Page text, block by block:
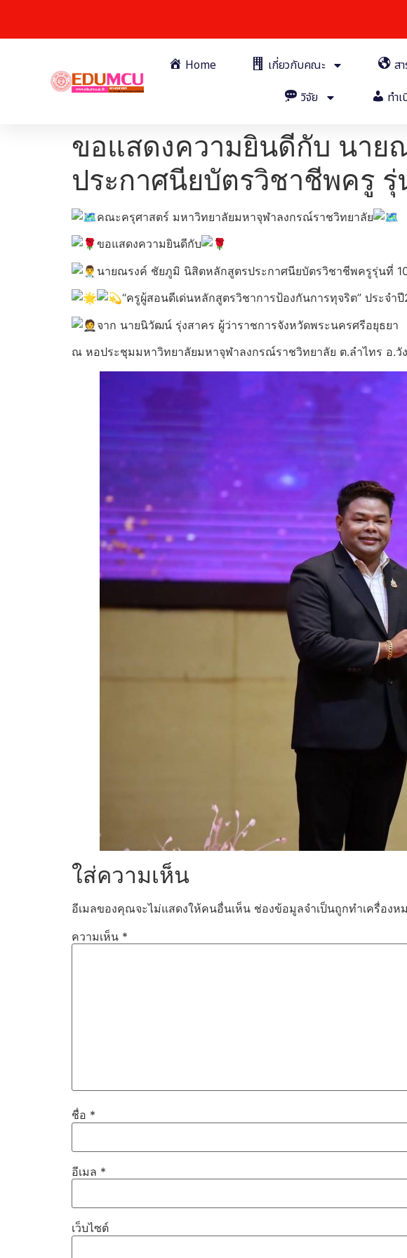
Home เกี่ยวกับคณะ ส
วิจัย
ทำ
ขอแสดงความยินดีกับ นา
ประกาศนียบัตรวิชาชีพครู รุ่
คณะครุศาสตร์ มหาวิทยาลัยมหาจุฬาลงกรณ์ราชวิทยาลัย
ขอแสดงความยินดีกับ
นายณรงค์ ชัยภูมิ นิสิตหลักสูตรประกาศนียบัตรวิชาชีพครูรุ่นที่ 10
“ครูผู้สอนดีเด่นหลักสูตรวิชาการป้องกันการทุจริต” ประจำ
จาก นายนิวัฒน์ รุ่งสาคร ผู้ว่าราชการจังหวัดพระนครศรีอยุธยา
ณ หอประชุมมหาวิทยาลัยมหาจุฬาลงกรณ์ราชวิทยาลัย ต.ลำไทร อ.วั
ใส่ความเห็น
อีเมลของคุณจะไม่แสดงให้คนอื่นเห็น ช่องข้อมูลจำเป็นถูกทำเครื่องห
ความเห็น *
ชื่อ *
อีเมล *
เว็บไซต์